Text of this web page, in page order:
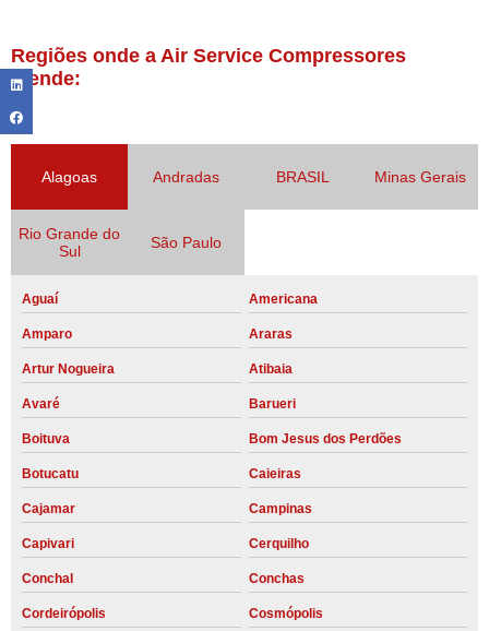
Regiões onde a Air Service Compressores
atende:
Alagoas Andradas BRASIL Minas Gerais
Rio Grande do
Sul
São Paulo
Aguaí Americana
Amparo Araras
Artur Nogueira Atibaia
Avaré Barueri
Boituva Bom Jesus dos Perdões
Botucatu Caieiras
Cajamar Campinas
Capivari Cerquilho
Conchal Conchas
Cordeirópolis Cosmópolis